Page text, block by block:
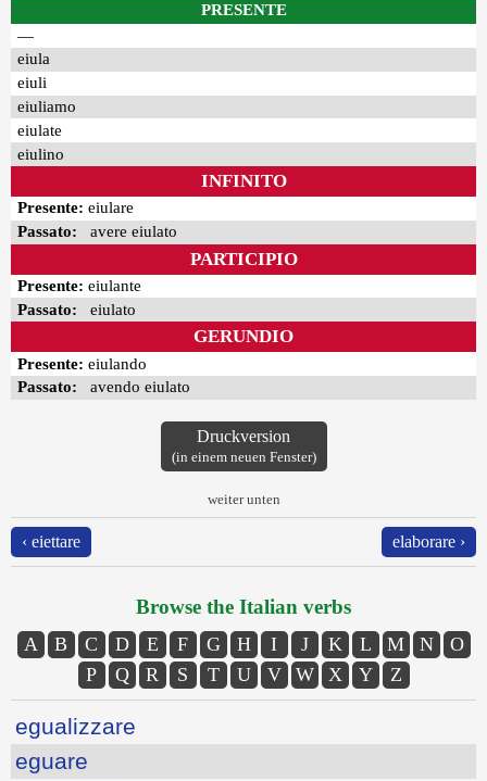
PRESENTE
—
eiula
eiuli
eiuliamo
eiulate
eiulino
INFINITO
Presente: eiulare
Passato: avere eiulato
PARTICIPIO
Presente: eiulante
Passato: eiulato
GERUNDIO
Presente: eiulando
Passato: avendo eiulato
Druckversion
(in einem neuen Fenster)
weiter unten
‹ eiettare elaborare ›
Browse the Italian verbs
A B C D E F G H I J K L M N
O
P
Q R S T U V W X Y Z
egualizzare
eguare